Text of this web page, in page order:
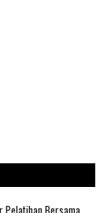
Pelatihan Bersama